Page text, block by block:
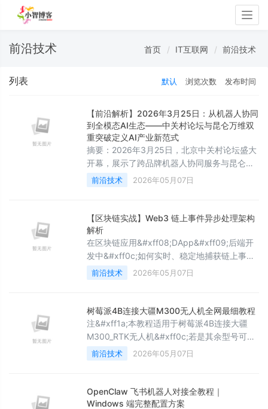
前沿技术 首页 IT互联网 前沿技术
列表 默认 浏览次数 发布时间
【前沿解析】2026年3月25日：从机器人协同
到全模态AI生态——中关村论坛与昆仑万维双
重突破定义AI产业新范式
摘要：2026年3月25日，北京中关村论坛盛大
开幕，展示了跨品牌机器人协同服务与昆仑万
维三大世界第一梯队模型的突破进展。本文深
入解析具身智能机器人“组团上岗”的技术原
V4、Mureka V9的全模态能力，以及产业协同
生态的战略价值，涵盖统一调度系统架构、多
智能体协作机制、代码实现方案与未来发展趋
势。关键词：具身智能、机器人协同、多模态
大
前沿技术 2026年05月07日
【区块链实战】Web3 链上事件异步处理架构
解析
在区块链应用&#xff08;DApp&#xff09;后端开
发中&#xff0c;如何实时、稳定地捕获链上事件
并同步到本地数据库是核心挑战。本文将解析
我从传统的 Web3j 轮询方案 转向 The Graph
构的演进过程&#xff0c;并详细介绍整套系统的
设计架构。一、 技术演进在项目初期&#xff0c;
使用 Web3j 生成的 J
前沿技术 2026年05月07日
树莓派4B连接大疆M300无人机全网最细教程
注&#xff1a;本教程适用于树莓派4B连接大疆
M300_RTK无人机&#xff0c;若是其余型号可以
参考本文思路&#xff0c;但是具体细节请前往官
方教程或大疆开发者论坛查找&#xff0c;第三方
会有很多细节差异&#xff0c;请确认自己的型号
然后针对性查找官方教程网址
前沿技术 2026年05月07日
OpenClaw 飞书机器人对接全教程｜
Windows 端完整配置方案